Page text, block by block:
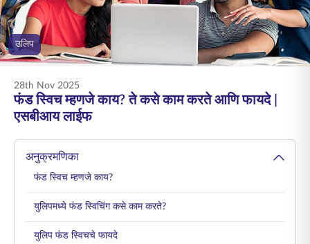
ENGLISH
ऑनलाइन खरेदी करा प्रीमियम भरा
उलिप
28th Nov 2025
फंड स्विच म्हणजे काय? ते कसे काम करते आणि फायदे |
एसबीआय लाईफ
अनुक्रमणिका
फंड स्विच म्हणजे काय?
युलिपमध्ये फंड स्विचिंग कसे काम करते?
युलिप फंड स्विचचे फायदे